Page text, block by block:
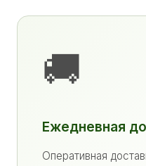
🚚
Ежедневная
Оперативная